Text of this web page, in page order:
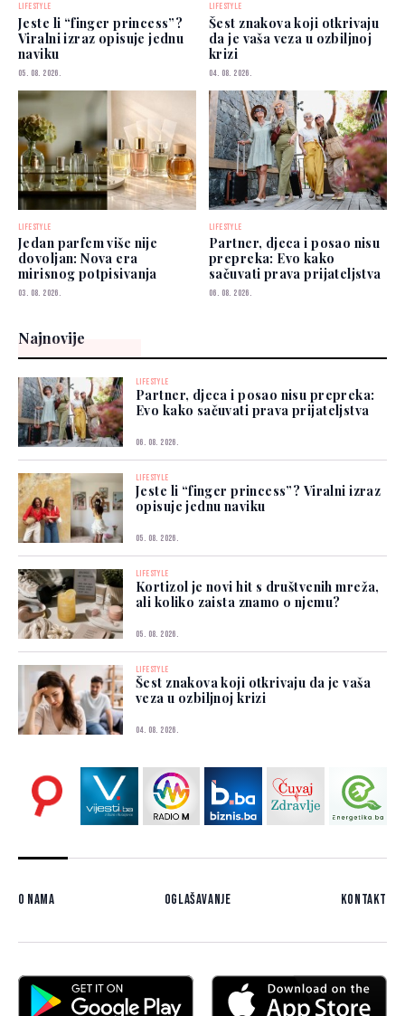
LIFESTYLE
Jeste li “finger princess”?
Viralni izraz opisuje jednu
naviku
05. 08. 2026.
LIFESTYLE
Šest znakova koji otkrivaju
da je vaša veza u ozbiljnoj
krizi
04. 08. 2026.
LIFESTYLE
Jedan parfem više nije
dovoljan: Nova era
mirisnog potpisivanja
03. 08. 2026.
LIFESTYLE
Partner, djeca i posao nisu
prepreka: Evo kako
sačuvati prava prijateljstva
06. 08. 2026.
Najnovije
LIFESTYLE
Partner, djeca i posao nisu prepreka:
Evo kako sačuvati prava prijateljstva
06. 08. 2026.
LIFESTYLE
Jeste li “finger princess”? Viralni izraz
opisuje jednu naviku
05. 08. 2026.
LIFESTYLE
Kortizol je novi hit s društvenih mreža,
ali koliko zaista znamo o njemu?
05. 08. 2026.
LIFESTYLE
Šest znakova koji otkrivaju da je vaša
veza u ozbiljnoj krizi
04. 08. 2026.
O nama Oglašavanje Kontakt